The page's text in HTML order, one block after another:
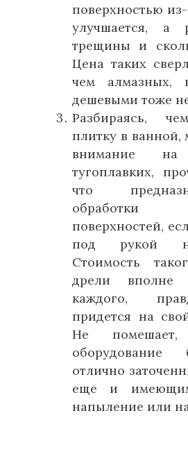
поверхностью
улучшается, а
трещины и
Цена таких
чем алмазных,
дешевыми тоже
Разбираясь,
плитку в ванной,
внимание
тугоплавких,
что
обработки
поверхностей,
под рукой
Стоимость
дрели вполне
каждого,
придется на
Не
оборудование
отлично
еще и имеющим
напыление или